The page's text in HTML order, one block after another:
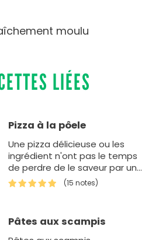
moulu
LIÉES
Pizza à la pôele
Une pizza délicieuse ou les
ingrédient n'ont pas le temps
de perdre de le saveur par une
surcuisson tellement elle est
rapide !
(15 notes)
Pâtes aux scampis